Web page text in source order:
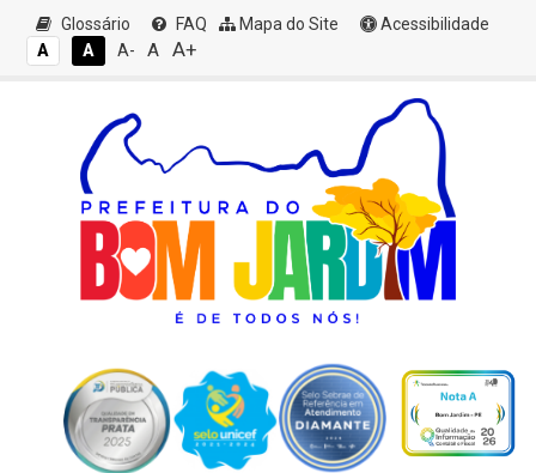
Glossário FAQ Mapa do Site
Acessibilidade
A
A A- A A+